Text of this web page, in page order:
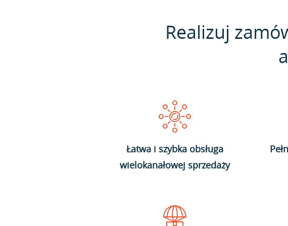
Realizuj
Łatwa i szybka obsługa
wielokanałowej sprzedaży